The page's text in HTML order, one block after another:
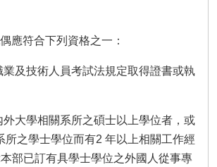
應符合下列資格之一：
業及技術人員考試法規定取得證書或執
外大學相關系所之碩士以上學位者，或
所之學士學位而有2 年以上相關工作經
部已訂有具學士學位之外國人從事專